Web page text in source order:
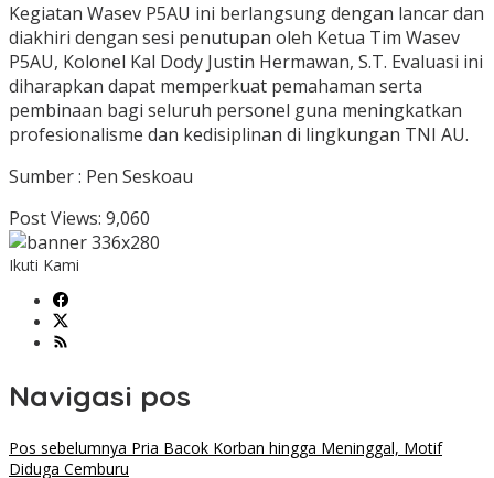
Kegiatan Wasev P5AU ini berlangsung dengan lancar dan
diakhiri dengan sesi penutupan oleh Ketua Tim Wasev
P5AU, Kolonel Kal Dody Justin Hermawan, S.T. Evaluasi ini
diharapkan dapat memperkuat pemahaman serta
pembinaan bagi seluruh personel guna meningkatkan
profesionalisme dan kedisiplinan di lingkungan TNI AU.
Sumber : Pen Seskoau
Post Views: 9,060
Ikuti Kami
Navigasi pos
Pos sebelumnya Pria Bacok Korban hingga Meninggal, Motif
Diduga Cemburu